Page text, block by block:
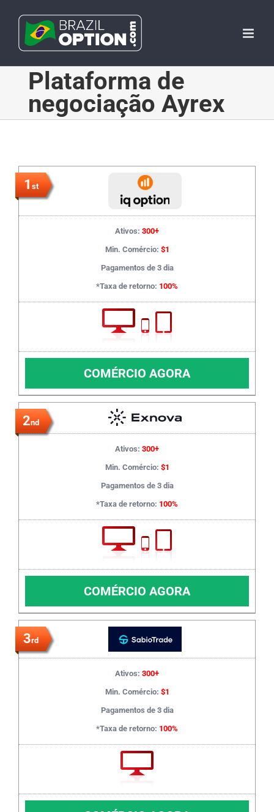
content
Plataforma de
negociação Ayrex
1st
Ativos: 300+
Min. Comércio: $1
Pagamentos de 3 dia
*Taxa de retorno: 100%
COMÉRCIO AGORA
2nd
Ativos: 300+
Min. Comércio: $1
Pagamentos de 3 dia
*Taxa de retorno: 100%
COMÉRCIO AGORA
3rd
Ativos: 300+
Min. Comércio: $1
Pagamentos de 3 dia
*Taxa de retorno: 100%